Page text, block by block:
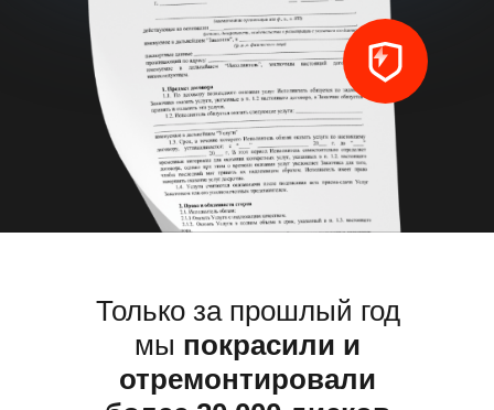
Только за прошлый год
и отремонтировали
дисков
Только за прошлый год
мы покрасили и
отремонтировали